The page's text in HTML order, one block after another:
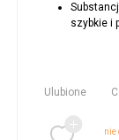
szybkie i
Ulubione
nie